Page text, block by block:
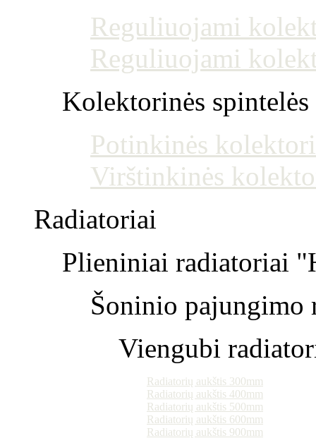
Reguliuojami
Reguliuojami
Kolektorinės spintelės
Potinkinės
Virštinkinės
Radiatoriai
Plieniniai radiatoriai
Šoninio pajungimo
Viengubi
Radiatorių aukštis 300mm
Radiatorių aukštis 400mm
Radiatorių aukštis 500mm
Radiatorių aukštis 600mm
Radiatorių aukštis 900mm